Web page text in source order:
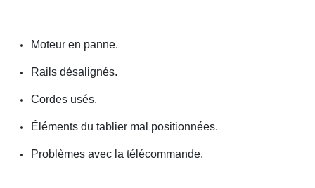
Moteur en panne.
Rails désalignés.
Cordes usés.
Éléments du tablier mal positionnées.
Problèmes avec la télécommande.